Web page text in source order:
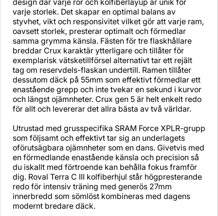
design där varje rör och kolfiberlayup är unik för
varje storlek. Det skapar en optimal balans av
styvhet, vikt och responsivitet vilket gör att varje ram,
oavsett storlek, presterar optimalt och förmedlar
samma grymma känsla. Fästen för tre flaskhållare
breddar Crux karaktär ytterligare och tillåter för
exemplarisk vätsketillförsel alternativt tar ett rejält
tag om reservdels-flaskan undertill. Ramen tillåter
dessutom däck på 55mm som effektivt förmedlar ett
enastående grepp och inte tvekar en sekund i kurvor
och längst ojämnheter. Crux gen 5 är helt enkelt redo
för allt och levererar det allra bästa av två världar.
Utrustad med grusspecifika SRAM Force XPLR-grupp
som följsamt och effektivt tar sig an underlagets
oförutsägbara ojämnheter som en dans. Givetvis med
en förmedlande enastående känsla och precision så
du iskallt med förtroende kan behålla fokus framför
dig. Roval Terra C III kolfiberhjul står högpresterande
redo för intensiv träning med generös 27mm
innerbredd som sömlöst kombineras med dagens
modernt bredare däck.